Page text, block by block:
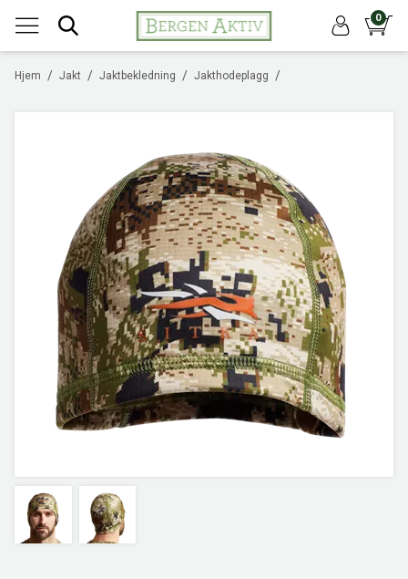
0
/
Hjem /
Jakt /
Jaktbekledning /
Jakthodeplagg